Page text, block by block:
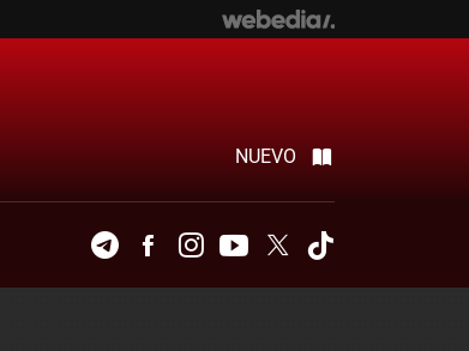
NUEVO
TelegramFacebookInstagramYoutubeTwitter